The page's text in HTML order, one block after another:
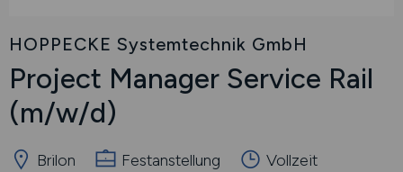
HOPPECKE Systemtechnik GmbH
Project Manager Service Rail
(m/w/d)
Brilon Festanstellung Vollzeit